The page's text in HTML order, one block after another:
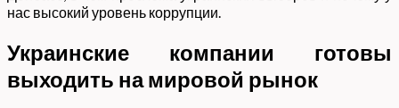
нас высокий уровень коррупции.
Украинские компании готовы
выходить на мировой рынок